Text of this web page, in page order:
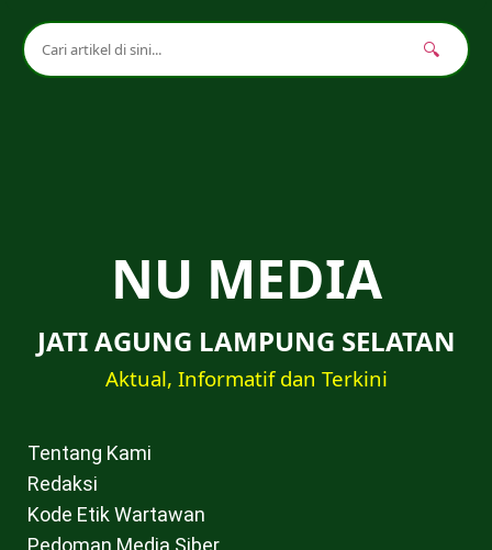
🔍
NU MEDIA
JATI AGUNG LAMPUNG SELATAN
Aktual, Informatif dan Terkini
Tentang Kami
Redaksi
Kode Etik Wartawan
Pedoman Media Siber